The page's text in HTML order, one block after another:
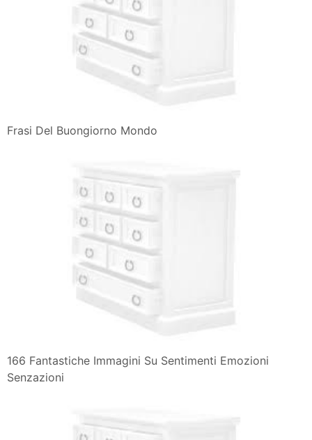
Frasi Del Buongiorno Mondo
166 Fantastiche Immagini Su Sentimenti Emozioni
Senzazioni